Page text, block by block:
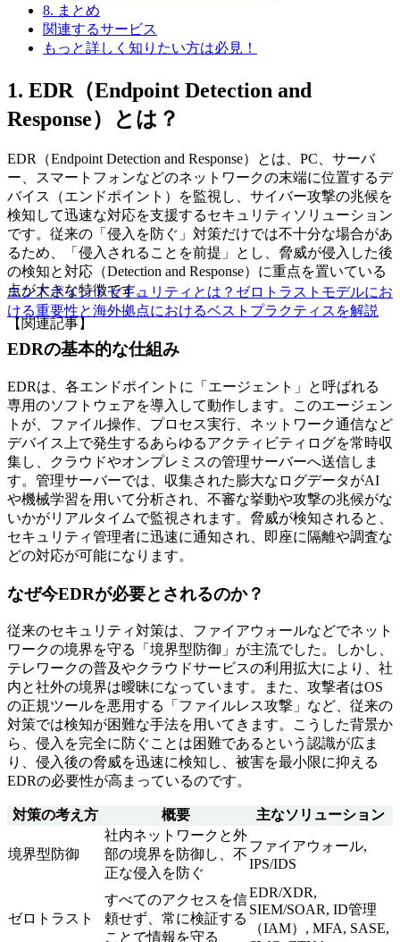
8. まとめ
関連するサービス
もっと詳しく知りたい方は必見！
1. EDR（Endpoint Detection and
Response）とは？
EDR（Endpoint Detection and Response）とは、PC、サーバ
ー、スマートフォンなどのネットワークの末端に位置するデ
バイス（エンドポイント）を監視し、サイバー攻撃の兆候を
検知して迅速な対応を支援するセキュリティソリューション
です。従来の「侵入を防ぐ」対策だけでは不十分な場合があ
るため、「侵入されることを前提」とし、脅威が侵入した後
の検知と対応（Detection and Response）に重点を置いている
点が大きな特徴です。
【関連記事】
エンドポイントセキュリティとは？ゼロトラストモデルにお
ける重要性と海外拠点におけるベストプラクティスを解説
EDRの基本的な仕組み
EDRは、各エンドポイントに「エージェント」と呼ばれる
専用のソフトウェアを導入して動作します。このエージェン
トが、ファイル操作、プロセス実行、ネットワーク通信など
デバイス上で発生するあらゆるアクティビティログを常時収
集し、クラウドやオンプレミスの管理サーバーへ送信しま
す。管理サーバーでは、収集された膨大なログデータがAI
や機械学習を用いて分析され、不審な挙動や攻撃の兆候がな
いかがリアルタイムで監視されます。脅威が検知されると、
セキュリティ管理者に迅速に通知され、即座に隔離や調査な
どの対応が可能になります。
なぜ今EDRが必要とされるのか？
従来のセキュリティ対策は、ファイアウォールなどでネット
ワークの境界を守る「境界型防御」が主流でした。しかし、
テレワークの普及やクラウドサービスの利用拡大により、社
内と社外の境界は曖昧になっています。また、攻撃者はOS
の正規ツールを悪用する「ファイルレス攻撃」など、従来の
対策では検知が困難な手法を用いてきます。こうした背景か
ら、侵入を完全に防ぐことは困難であるという認識が広ま
り、侵入後の脅威を迅速に検知し、被害を最小限に抑える
EDRの必要性が高まっているのです。
対策の考え方 概要 主なソリューション
境界型防御
社内ネットワークと外
部の境界を防御し、不
正な侵入を防ぐ
ファイアウォール,
IPS/IDS
ゼロトラスト
すべてのアクセスを信
頼せず、常に検証する
ことで情報を守る
EDR/XDR,
SIEM/SOAR, ID管理
（IAM）, MFA, SASE,